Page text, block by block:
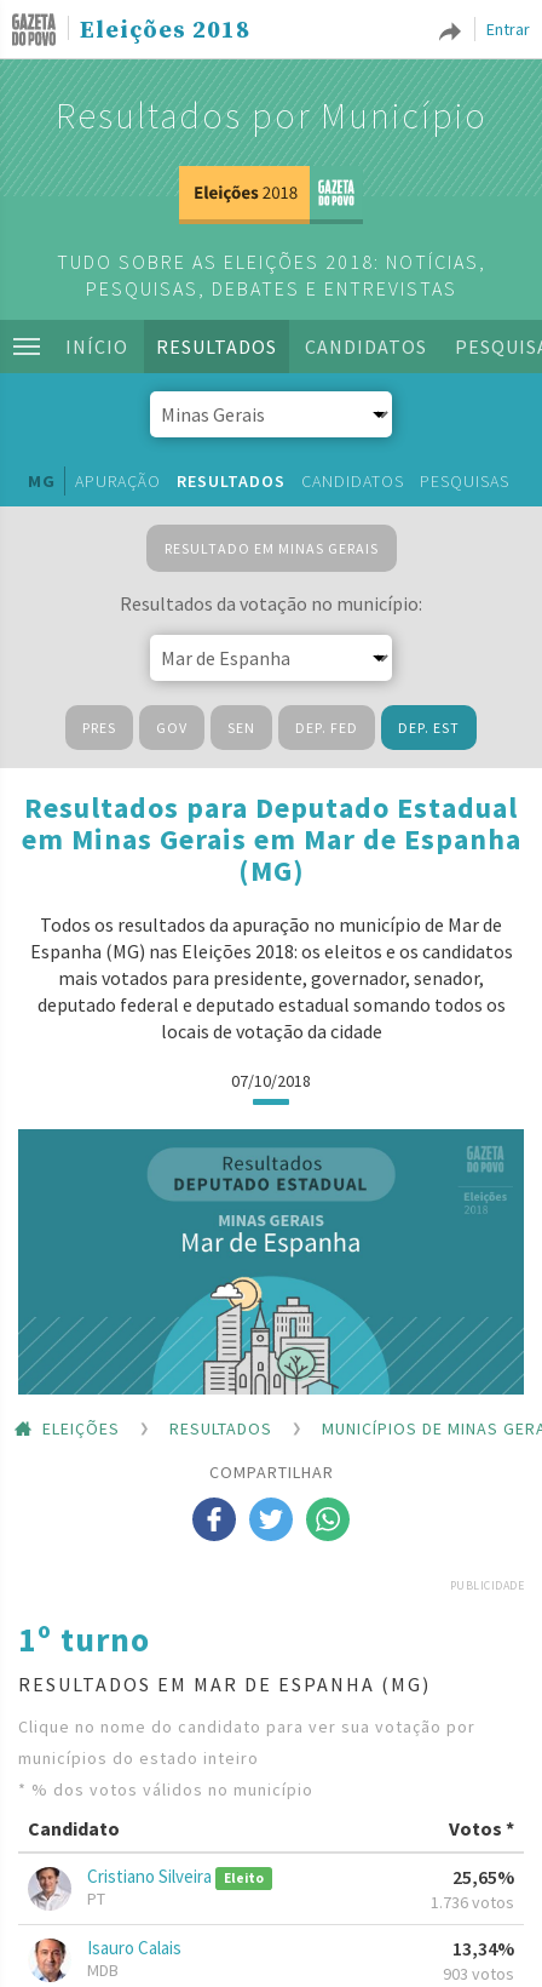
Entrar
Eleições 2018
Resultados por Município
TUDO SOBRE AS ELEIÇÕES 2018: NOTÍCIAS,
PESQUISAS, DEBATES E ENTREVISTAS
INÍCIO RESULTADOS CANDIDATOS
MG APURAÇÃO RESULTADOS CANDIDATOS PESQUISAS
RESULTADO EM MINAS GERAIS
Resultados da votação no município:
PRES GOV SEN DEP. FED DEP. EST
Resultados para Deputado Estadual
em Minas Gerais em Mar de Espanha
(MG)
Todos os resultados da apuração no município de Mar de
Espanha (MG) nas Eleições 2018: os eleitos e os candidatos
mais votados para presidente, governador, senador,
deputado federal e deputado estadual somando todos os
locais de votação da cidade
07/10/2018
ELEIÇÕES RESULTADOS
MUNICÍPIOS DE MINAS
COMPARTILHAR
PUBLICIDADE
1º turno
RESULTADOS EM MAR DE ESPANHA (MG)
Clique no nome do candidato para ver sua votação por
municípios do estado inteiro
* % dos votos válidos no município
Candidato Votos *
Cristiano Silveira Eleito
PT
25,65%
1.736 votos
Isauro Calais
MDB
13,34%
903 votos